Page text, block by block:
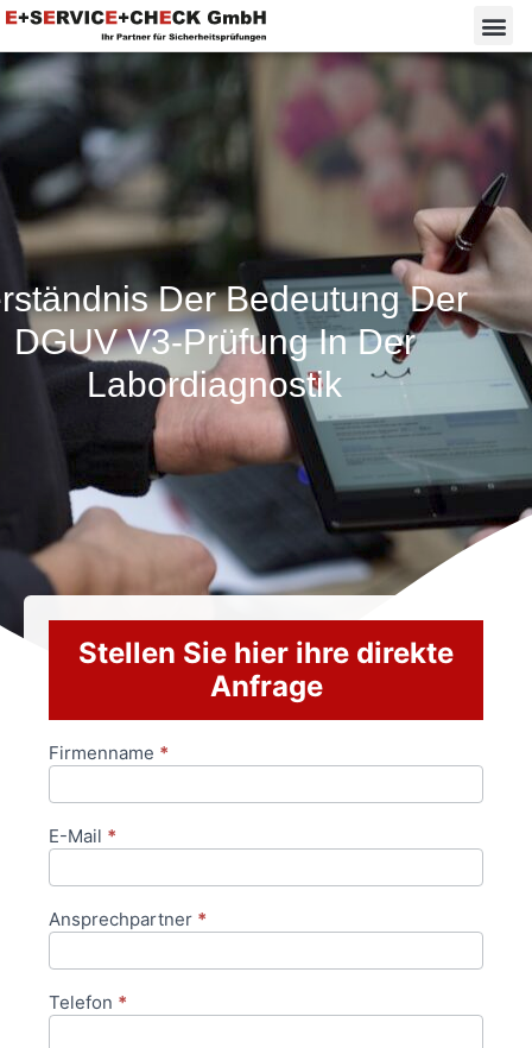
Der Bedeutung Der
DGUV V3-Prüfung In Der
Labordiagnostik
Stellen Sie hier ihre direkte
Anfrage
Anfrageformular
Firmenname *
E-Mail *
Ansprechpartner *
Telefon *